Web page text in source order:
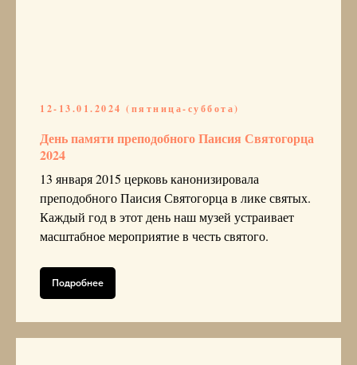
12-13.01.2024 (пятница-суббота)
День памяти преподобного Паисия Святогорца
2024
13 января 2015 церковь канонизировала
преподобного Паисия Святогорца в лике святых.
Каждый год в этот день наш музей устраивает
масштабное мероприятие в честь святого.
Подробнее